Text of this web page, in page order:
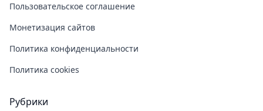
Пользовательское соглашение
Монетизация сайтов
Политика конфиденциальности
Политика cookies
Рубрики